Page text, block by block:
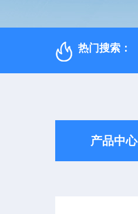
热门搜索：
产品中心